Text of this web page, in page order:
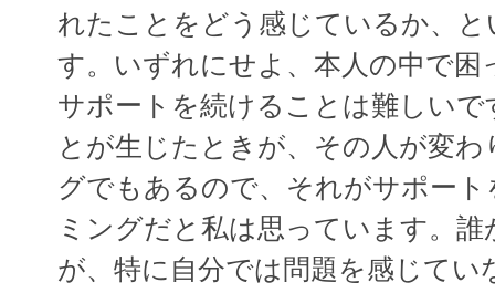
れたことをどう感じているか、
す。いずれにせよ、本人の中で
サポートを続けることは難しい
とが生じたときが、その人が変
グでもあるので、それがサポー
ミングだと私は思っています。
が、特に自分では問題を感じて